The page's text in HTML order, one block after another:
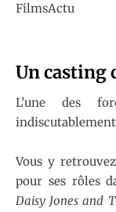
FilmsActu
Un casting
L’une des
Vous y
pour ses rôles
Daisy Jones and